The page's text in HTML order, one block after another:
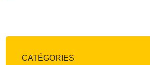
CATÉGORIES